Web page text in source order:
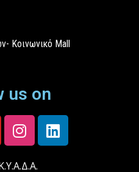
Κοινωνικό Mall
us on